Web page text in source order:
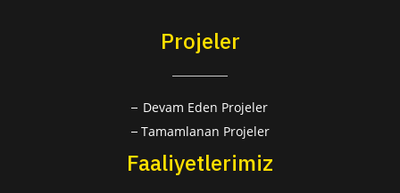
Projeler
Devam Eden Projeler
Tamamlanan Projeler
Faaliyetlerimiz